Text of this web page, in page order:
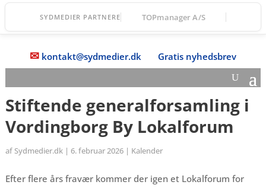
SYDMEDIER PARTNERE TOPmanager A/S
✉ kontakt@sydmedier.dk Gratis nyhedsbrev
Stiftende generalforsamling i
Vordingborg By Lokalforum
af Sydmedier.dk| 6. februar 2026| Kalender
Efter flere års fravær kommer der igen et Lokalforum for